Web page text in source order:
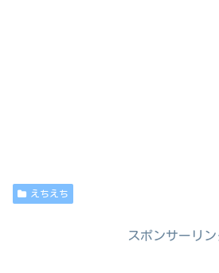
えちえち
スポンサーリン